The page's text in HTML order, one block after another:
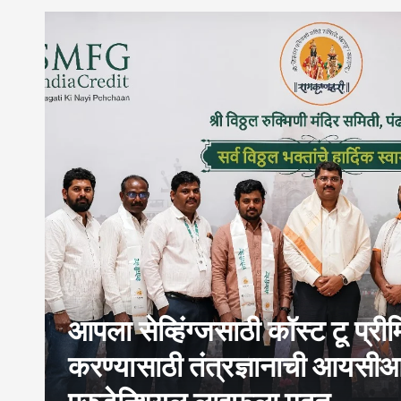
आपला सेव्हिंग्जसाठी कॉस्ट टू
करण्यासाठी तंत्रज्ञानाची